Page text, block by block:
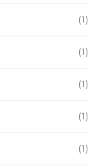
(1)
(1)
(1)
(1)
(1)